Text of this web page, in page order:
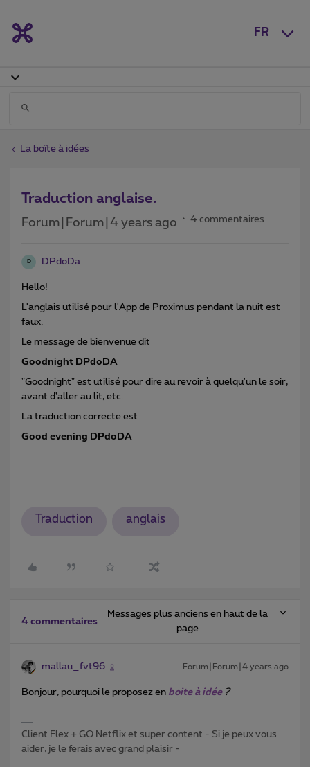
FR
La boîte à idées
Traduction anglaise.
Forum|Forum|4 years ago 4 commentaires
D DPdoDa
Hello!
L'anglais utilisé pour l'App de Proximus pendant la nuit est
faux.
Le message de bienvenue dit
Goodnight DPdoDA
"Goodnight" est utilisé pour dire au revoir à quelqu'un le soir,
avant d'aller au lit, etc.
La traduction correcte est
Good evening DPdoDA
Traduction anglais
4 commentaires
Messages plus anciens en haut de la
page
mallau_fvt96 Forum|Forum|4 years ago
Bonjour, pourquoi le proposez en boite à idée ?
Client Flex + GO Netflix et super content - Si je peux vous
aider, je le ferais avec grand plaisir -